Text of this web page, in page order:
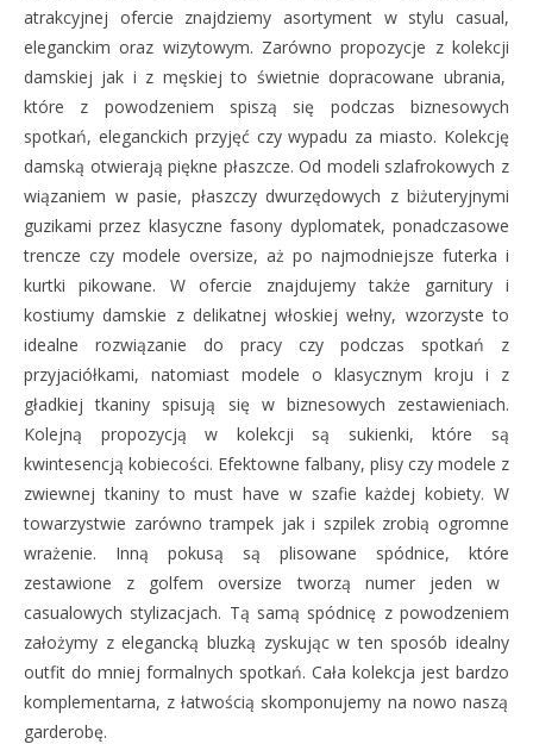
atrakcyjnej ofercie znajdziemy asortyment w stylu casual,
eleganckim oraz wizytowym. Zarównopropozycje zkolekcji
damskiej jak i z męskiej to świetnie dopracowane ubrania,
które z powodzeniem spiszą się podczas biznesowych
spotkań, eleganckich przyjęć czy wypadu za miasto. Kolekcję
damską otwierają piękne płaszcze. Od modeli szlafrokowych z
wiązaniem w pasie, płaszczy dwurzędowych z biżuteryjnymi
guzikami przez klasyczne fasony dyplomatek, ponadczasowe
trencze czy modele oversize, aż po najmodniejsze futerka i
kurtki pikowane. W ofercie znajdujemy także garnituryi
kostiumy damskie z delikatnej włoskiej wełny, wzorzyste to
idealne rozwiązanie do pracy czy podczas spotkań z
przyjaciółkami, natomiast modele o klasycznym kroju i z
gładkiej tkaniny spisują się wbiznesowych zestawieniach.
Kolejną propozycjąw kolekcji są sukienki,które są
kwintesencją kobiecości. Efektowne falbany, plisy czy modele z
zwiewnej tkaniny to must have w szafie każdej kobiety.W
towarzystwie zarówno trampek jak i szpilek zrobią ogromne
wrażenie. Inną pokusą są plisowane spódnice, które
zestawione z golfem oversizetworzą numer jeden w
casualowych stylizacjach. Tą samą spódnicę z powodzeniem
założymy z elegancką bluzką zyskując w ten sposób idealny
outfit do mniej formalnych spotkań. Cała kolekcja jest bardzo
komplementarna, z łatwością skomponujemy na nowo naszą
garderobę.